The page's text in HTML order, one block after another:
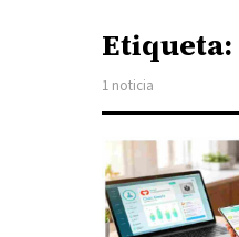
Etiqueta:
1 noticia